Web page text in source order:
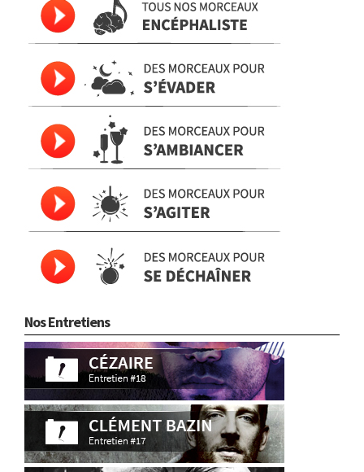
Nos Entretiens